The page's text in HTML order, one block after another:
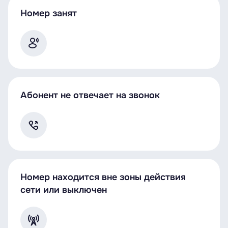
Номер занят
Абонент не отвечает на звонок
Номер находится вне зоны действия
сети или выключен